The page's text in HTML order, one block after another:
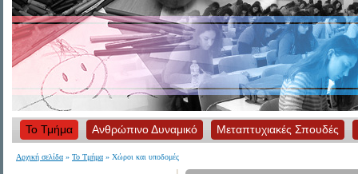
Το Τμήμα Ανθρώπινο Δυναμικό Μεταπτυχιακές Σπουδές
Αρχική σελίδα » Το Τμήμα » Χώροι και υποδομές